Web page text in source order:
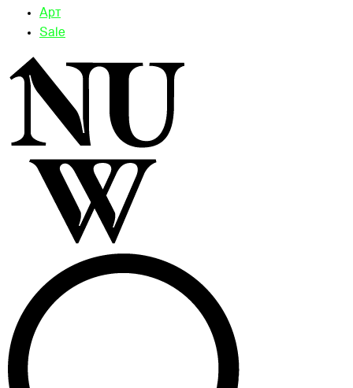
Арт
Sale